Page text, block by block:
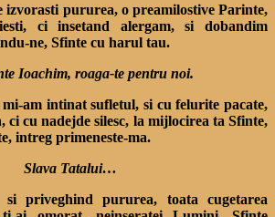
izvorasti pururea, o preamilostive Parinte,
ci insetand alergam, si dobandim
ne, Sfinte cu harul tau.
Ioachim, roaga-te pentru noi.
am intinat sufletul, si cu felurite pacate,
ci cu nadejde silesc, la mijlocirea ta Sfinte,
intreg primeneste-ma.
Slava Tatalui…
si priveghind pururea, toata cugetarea